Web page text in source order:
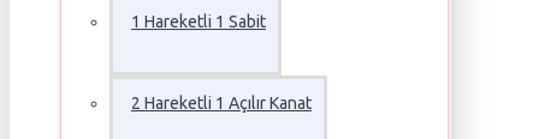
1 Hareketli 1 Sabit
2 Hareketli 1 Açılır Kanat